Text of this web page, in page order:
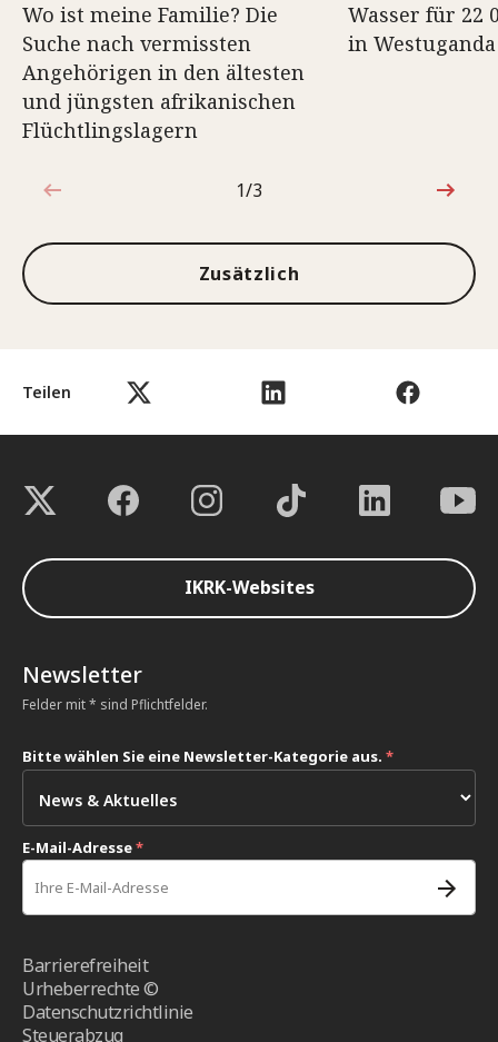
Teilen
Wo ist meine Familie? Die
Suche nach vermissten
Angehörigen in den ältesten
und jüngsten afrikanischen
Flüchtlingslagern
Wasser für 22
in Westuganda
1von3
1/3
Zusätzlich
IKRK-Websites
Newsletter
Felder mit * sind Pflichtfelder.
Bitte wählen Sie eine Newsletter-Kategorie aus. *
E-Mail-Adresse*
Barrierefreiheit
Urheberrechte ©
Datenschutzrichtlinie
Steuerabzug